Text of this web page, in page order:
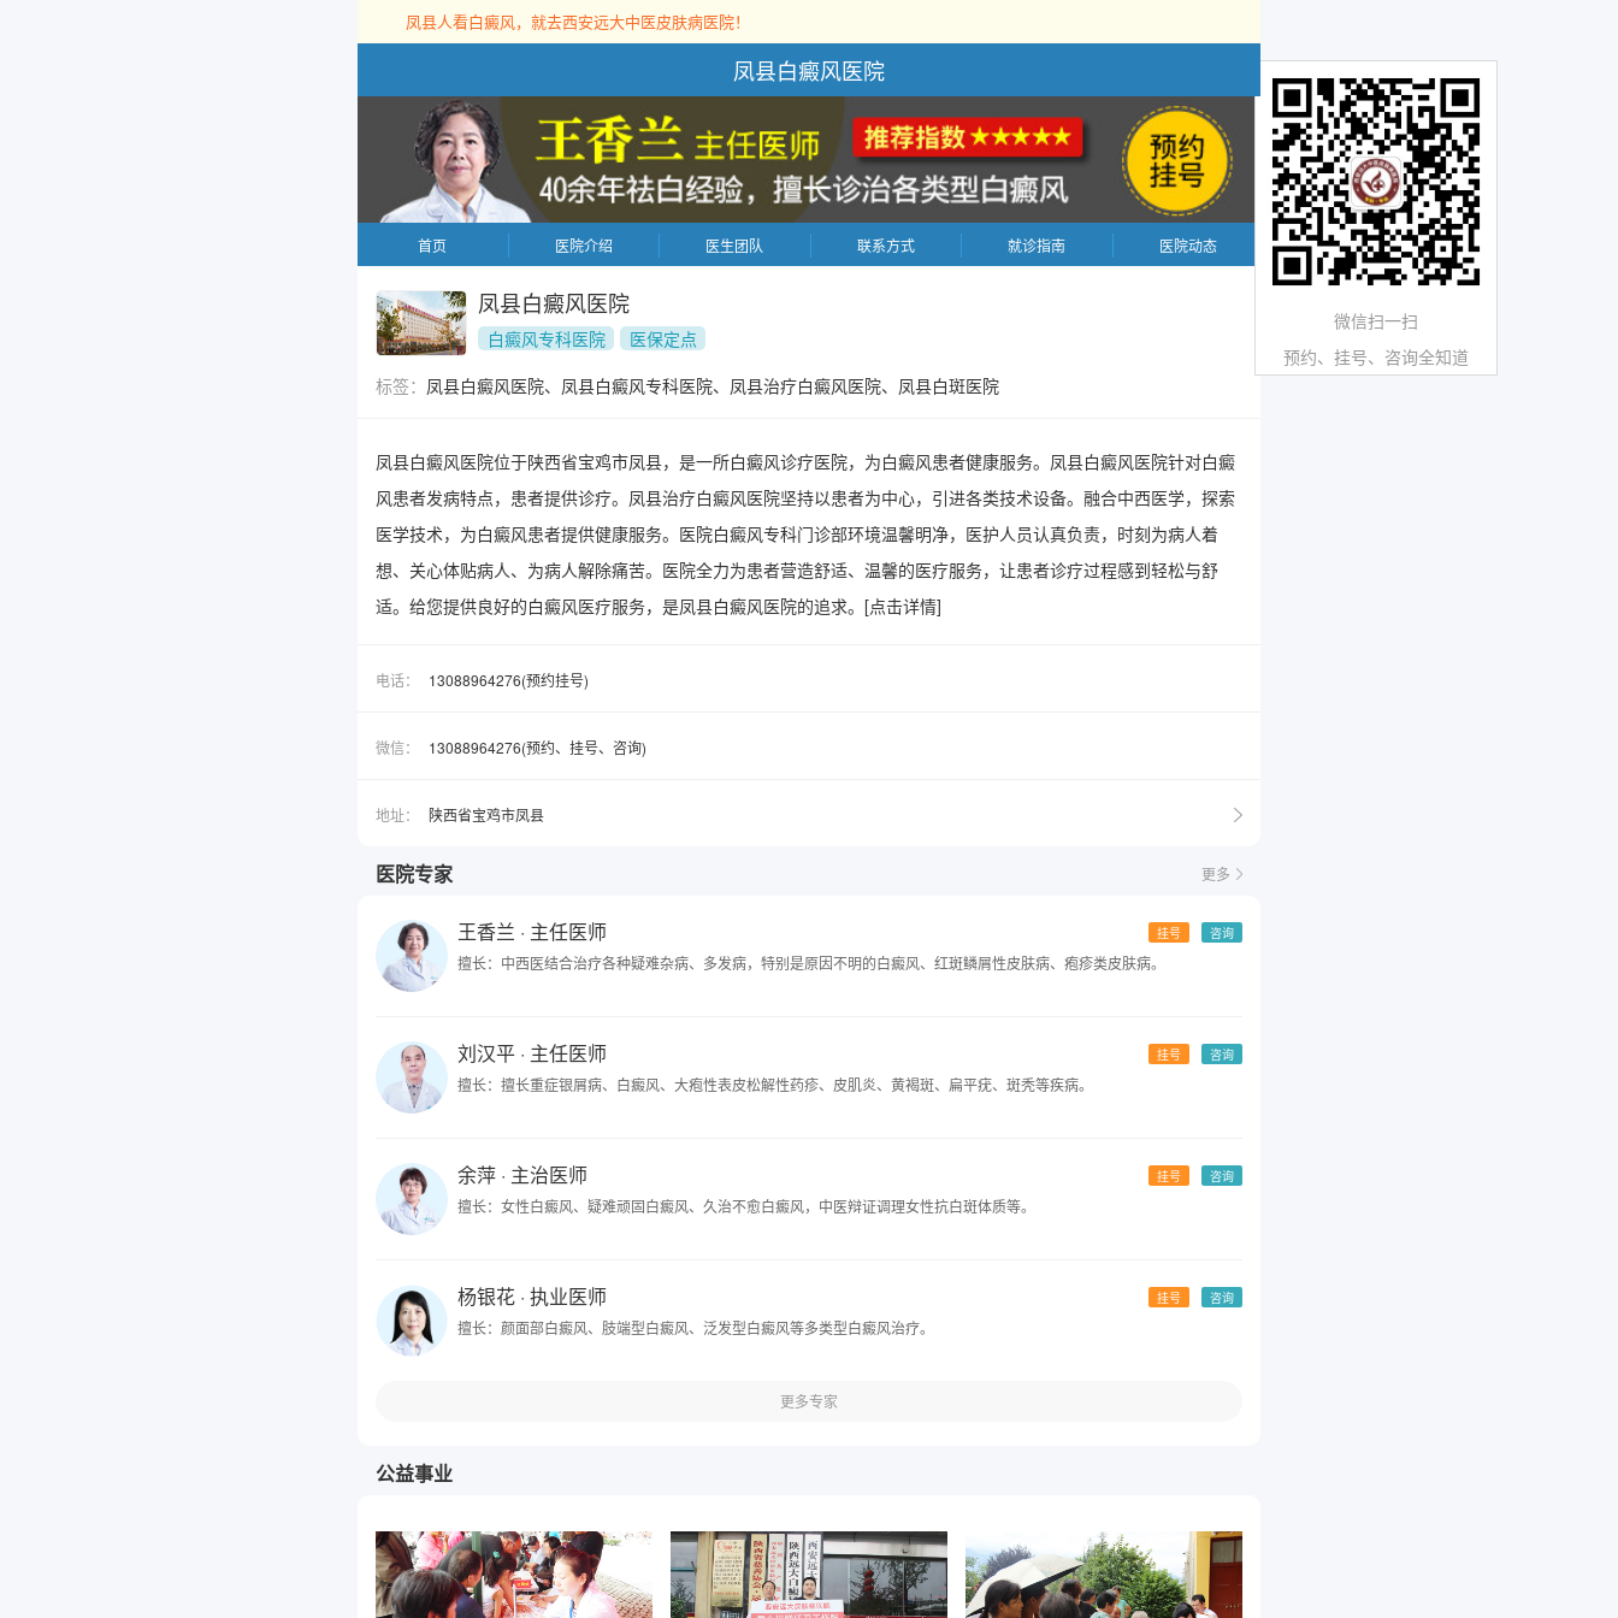
凤县人看白癜风，就去西安远大中医皮肤病医院！
凤县白癜风医院
首页 医院介绍 医生团队 联系方式 就诊指南 医院动态
凤县白癜风医院
白癜风专科医院
医保定点
标签： 凤县白癜风医院、凤县白癜风专科医院、凤县治疗白癜风医院、凤县白斑医院
凤县白癜风医院位于陕西省宝鸡市凤县，是一所白癜风诊疗医院，为白癜风患者健康服务。凤县白癜风医院针对白癜
风患者发病特点，患者提供诊疗。凤县治疗白癜风医院坚持以患者为中心，引进各类技术设备。融合中西医学，探索
医学技术，为白癜风患者提供健康服务。医院白癜风专科门诊部环境温馨明净，医护人员认真负责，时刻为病人着
想、关心体贴病人、为病人解除痛苦。医院全力为患者营造舒适、温馨的医疗服务，让患者诊疗过程感到轻松与舒
适。给您提供良好的白癜风医疗服务，是凤县白癜风医院的追求。 [点击详情]
电话： 13088964276(预约挂号)
微信： 13088964276(预约、挂号、咨询)
地址： 陕西省宝鸡市凤县
医院专家 更多
咨询
挂号
王香兰 · 主任医师
擅长：中西医结合治疗各种疑难杂病、多发病，特别是原因不明的白癜风、红斑鳞屑性皮肤病、疱疹类皮肤病。
咨询
挂号
刘汉平· 主任医师
擅长：擅长重症银屑病、白癜风、大疱性表皮松解性药疹、皮肌炎、黄褐斑、扁平疣、斑秃等疾病。
咨询
挂号
余萍· 主治医师
擅长：女性白癜风、疑难顽固白癜风、久治不愈白癜风，中医辩证调理女性抗白斑体质等。
咨询
挂号
杨银花· 执业医师
擅长：颜面部白癜风、肢端型白癜风、泛发型白癜风等多类型白癜风治疗。
更多专家
公益事业
微信扫一扫
预约、挂号、咨询全知道